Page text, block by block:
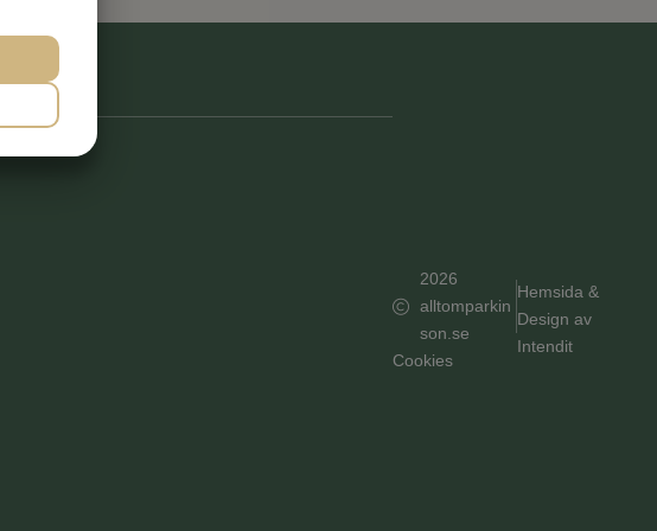
2026
alltomparkin
son.se
Cookies
Hemsida &
Design av
Intendit